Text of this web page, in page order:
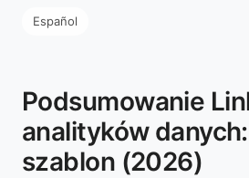
Español
Podsumowanie
analityków
szablon (2026)